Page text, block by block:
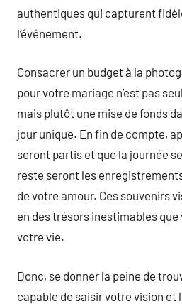
authentiques qui capturent
l’événement.
Consacrer un budget à la
pour votre mariage n’est pas
mais plutôt une mise de fonds
jour unique. En fin de compte,
seront partis et que la journée
reste seront les
de votre amour. Ces souvenirs
en des trésors inestimables
votre vie.
Donc, se donner la peine de
capable de saisir votre vision et